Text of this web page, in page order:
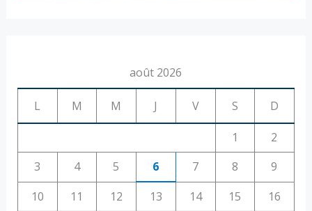
août 2026
L M M J V S D
1
2
3
4 5 6 7 8
9
10
11 12 13 14 15
16